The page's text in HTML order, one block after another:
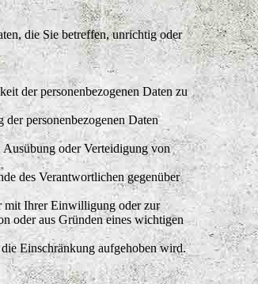
die Sie betreffen, unrichtig oder
der personenbezogenen Daten zu
personenbezogenen Daten
oder Verteidigung von
des Verantwortlichen gegenüber
mit Ihrer Einwilligung oder zur
oder aus Gründen eines wichtigen
Einschränkung aufgehoben wird.